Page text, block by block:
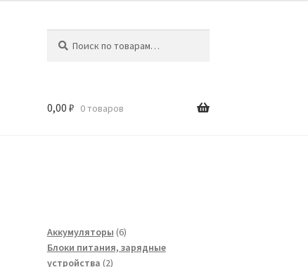
0,00 ₽ 0 товаров
Аккумуляторы 66
товаров
Блоки питания, зарядные
устройства 22